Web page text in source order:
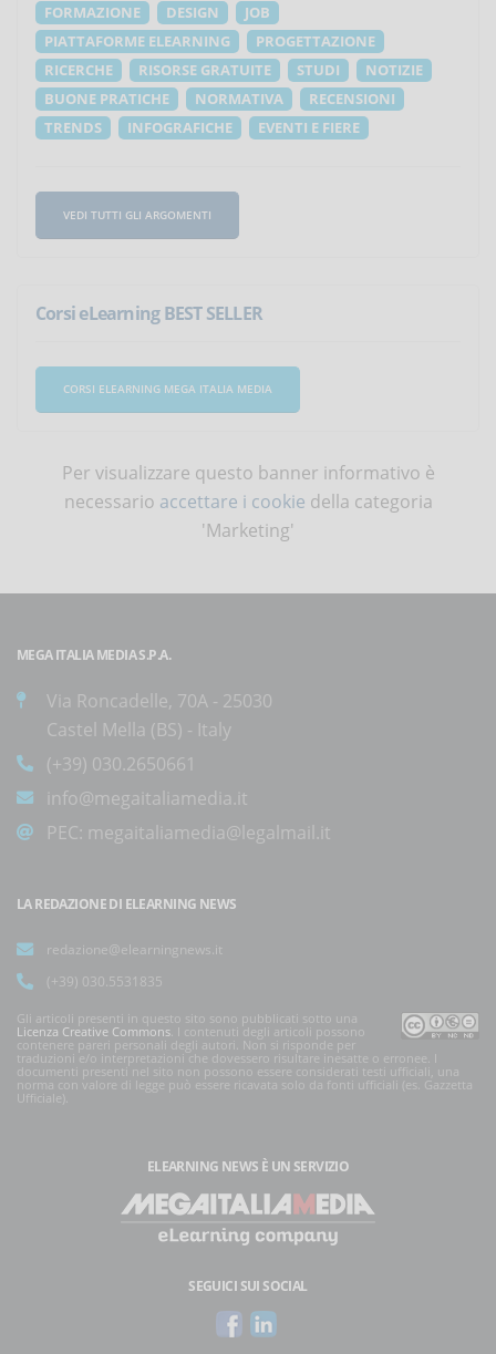
FORMAZIONE DESIGN
JOB
PIATTAFORME ELEARNING
PROGETTAZIONE
RICERCHE
RISORSE GRATUITE STUDI
NOTIZIE
BUONE PRATICHE
NORMATIVA
RECENSIONI
TRENDS
INFOGRAFICHE EVENTI E FIERE
VEDI TUTTI GLI ARGOMENTI
Corsi eLearning BEST SELLER
CORSI ELEARNING MEGA ITALIA MEDIA
Per visualizzare questo banner informativo è
necessario accettare i cookie della categoria
'Marketing'
MEGA ITALIA MEDIA S.P.A.
Via Roncadelle, 70A - 25030
Castel Mella (BS) - Italy
(+39) 030.2650661
info@megaitaliamedia.it
PEC: megaitaliamedia@legalmail.it
LA REDAZIONE DI ELEARNING NEWS
redazione@elearningnews.it
(+39) 030.5531835
Gli articoli presenti in questo sito sono pubblicati sotto una
Licenza Creative Commons. I contenuti degli articoli possono
contenere pareri personali degli autori. Non si risponde per
traduzioni e/o interpretazioni che dovessero risultare inesatte o erronee. I
documenti presenti nel sito non possono essere considerati testi ufficiali, una
norma con valore di legge può essere ricavata solo da fonti ufficiali (es. Gazzetta
Ufficiale).
ELEARNING NEWS È UN SERVIZIO
SEGUICI SUI SOCIAL